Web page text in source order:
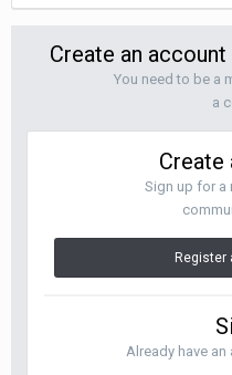
Create an
You need to be a
a
Create
Sign up for a
Register
Already have an